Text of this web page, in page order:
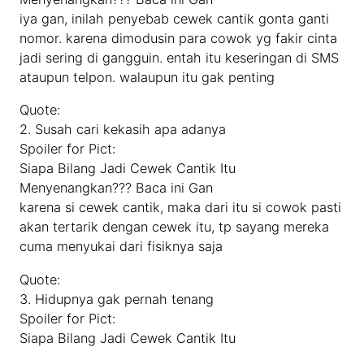
iya gan, inilah penyebab cewek cantik gonta ganti
nomor. karena dimodusin para cowok yg fakir cinta
jadi sering di gangguin. entah itu keseringan di SMS
ataupun telpon. walaupun itu gak penting
Quote:
2. Susah cari kekasih apa adanya
Spoiler for Pict:
Siapa Bilang Jadi Cewek Cantik Itu
Menyenangkan??? Baca ini Gan
karena si cewek cantik, maka dari itu si cowok pasti
akan tertarik dengan cewek itu, tp sayang mereka
cuma menyukai dari fisiknya saja
Quote:
3. Hidupnya gak pernah tenang
Spoiler for Pict:
Siapa Bilang Jadi Cewek Cantik Itu